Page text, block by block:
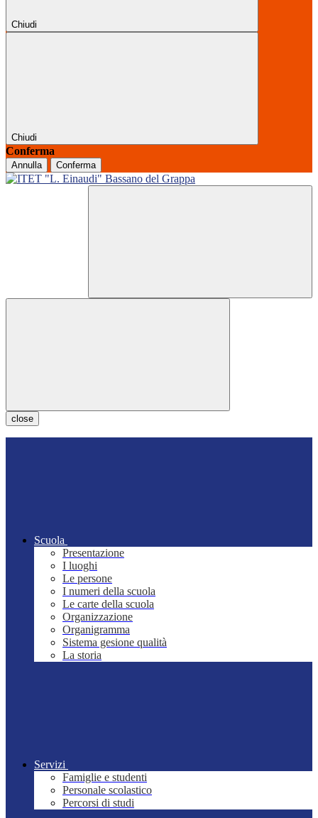
Chiudi
Chiudi
Conferma
Annulla Conferma
close
Scuola
Presentazione
I luoghi
Le persone
I numeri della scuola
Le carte della scuola
Organizzazione
Organigramma
Sistema gesione qualità
La storia
Servizi
Famiglie e studenti
Personale scolastico
Percorsi di studi